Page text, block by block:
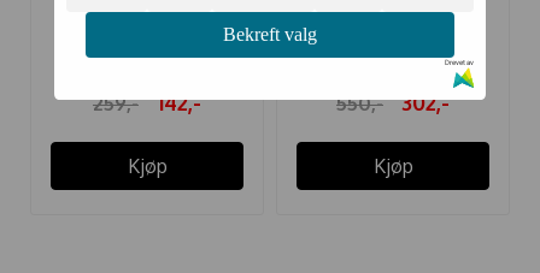
STRØMPEBUKSE
259,- 142,-
Kjøp
THINKA DRY ROSE
550,- 302,-
Kjøp
Bekreft valg
Drevet av